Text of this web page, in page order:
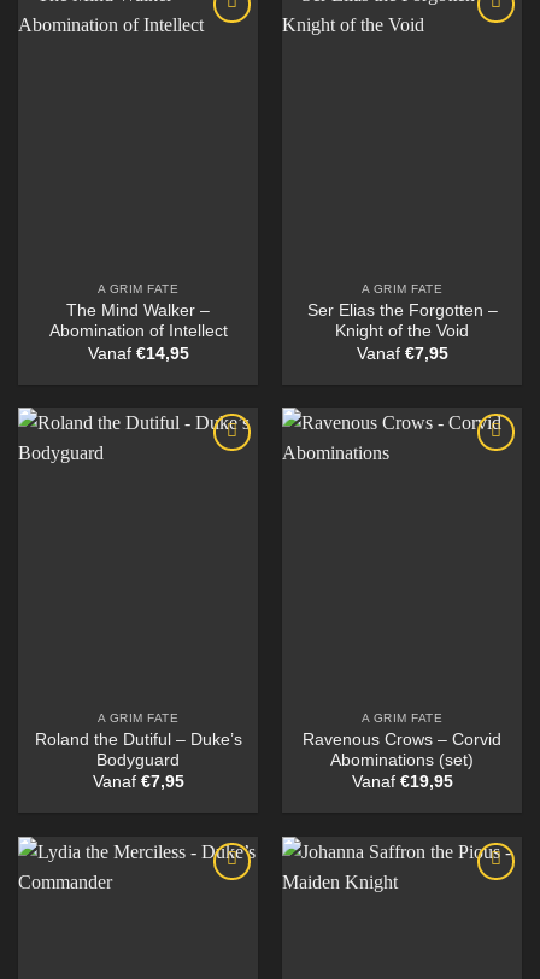
A GRIM FATE
The Mind Walker –
Abomination of Intellect
Vanaf €14,95
A GRIM FATE
Ser Elias the Forgotten –
Knight of the Void
Vanaf €7,95
A GRIM FATE
Roland the Dutiful – Duke’s
Bodyguard
Vanaf €7,95
A GRIM FATE
Ravenous Crows – Corvid
Abominations (set)
Vanaf €19,95